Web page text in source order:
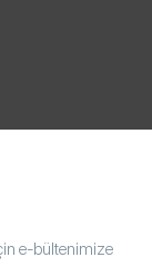
e-bültenimize